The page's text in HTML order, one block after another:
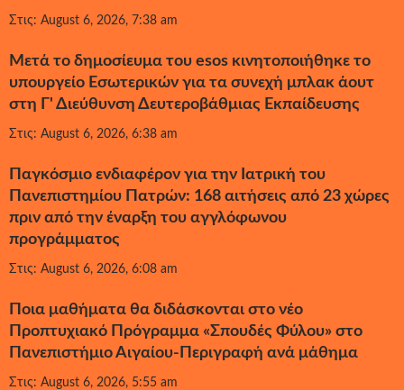
Στις: August 6, 2026, 7:38 am
Μετά το δημοσίευμα του esos κινητοποιήθηκε το
υπουργείο Εσωτερικών για τα συνεχή μπλακ άουτ
στη Γ' Διεύθυνση Δευτεροβάθμιας Εκπαίδευσης
Στις: August 6, 2026, 6:38 am
Παγκόσμιο ενδιαφέρον για την Ιατρική του
Πανεπιστημίου Πατρών: 168 αιτήσεις από 23 χώρες
πριν από την έναρξη του αγγλόφωνου
προγράμματος
Στις: August 6, 2026, 6:08 am
Ποια μαθήματα θα διδάσκονται στο νέο
Προπτυχιακό Πρόγραμμα «Σπουδές Φύλου» στο
Πανεπιστήμιο Αιγαίου-Περιγραφή ανά μάθημα
Στις: August 6, 2026, 5:55 am